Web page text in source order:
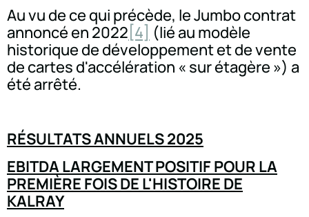
Au vu de ce qui précède, le Jumbo contrat
annoncé en 2022 [4] (lié au modèle
historique de développement et de vente
de cartes d'accélération « sur étagère ») a
été arrêté.
RÉSULTATS ANNUELS 2025
EBITDA LARGEMENT POSITIF POUR LA
PREMIÈRE FOIS DE L'HISTOIRE DE
KALRAY